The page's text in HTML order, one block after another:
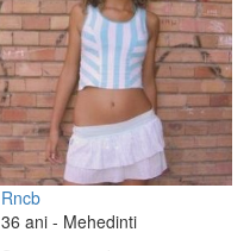
Rncb
36 ani - Mehedinti